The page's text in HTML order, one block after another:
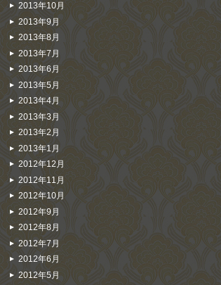
2013年10月
2013年9月
2013年8月
2013年7月
2013年6月
2013年5月
2013年4月
2013年3月
2013年2月
2013年1月
2012年12月
2012年11月
2012年10月
2012年9月
2012年8月
2012年7月
2012年6月
2012年5月